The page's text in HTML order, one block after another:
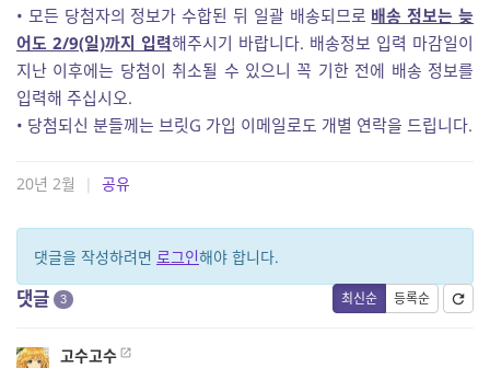
• 모든 당첨자의 정보가 수합된 뒤 일괄 배송되므로 배송 정보는 늦
어도 2/9(일)까지 입력해주시기 바랍니다. 배송정보 입력 마감일이
지난 이후에는 당첨이 취소될 수 있으니 꼭 기한 전에 배송 정보를
입력해 주십시오.
• 당첨되신 분들께는 브릿G 가입 이메일로도 개별 연락을 드립니다.
20년 2월 | 공유
댓글을 작성하려면 로그인해야 합니다.
최신순 등록순
댓글 3
고수고수